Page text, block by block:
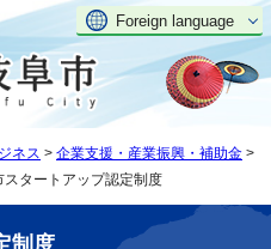
Foreign language
ネス > 企業支援・産業振興・補助金 >
スタートアップ認定制度
制度